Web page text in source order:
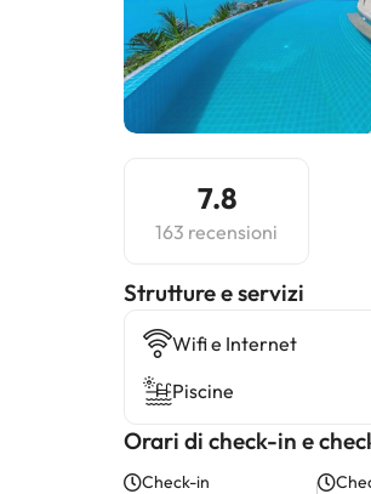
7.8
163 recensioni
​Strutture e servizi
Wifi e Internet
Piscine
Orari di check-in e
Check-in